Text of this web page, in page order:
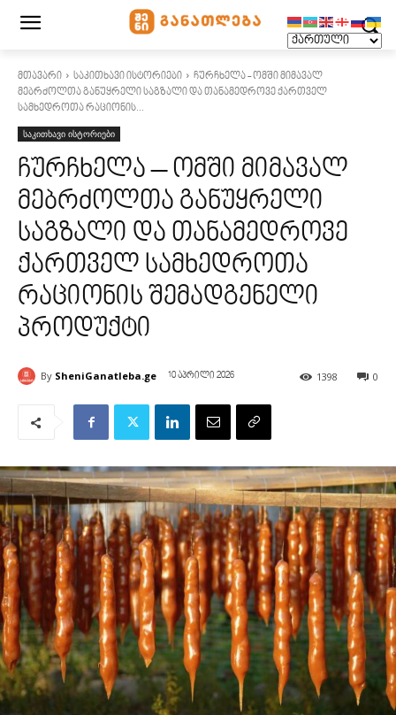
მთავარი საკითხავი ისტორიები
ჩურჩხელა - ომში მიმავალ
მებრძოლთა განუყრელი საგზალი და თანამედროვე ქართველ
სამხედროთა რაციონის...
საკითხავი ისტორიები
ჩურჩხელა – ომში მიმავალ
მებრძოლთა განუყრელი
საგზალი და თანამედროვე
ქართველ სამხედროთა
რაციონის შემადგენელი
პროდუქტი
By SheniGanatleba.ge 10 აპრილი 2026 0
1398